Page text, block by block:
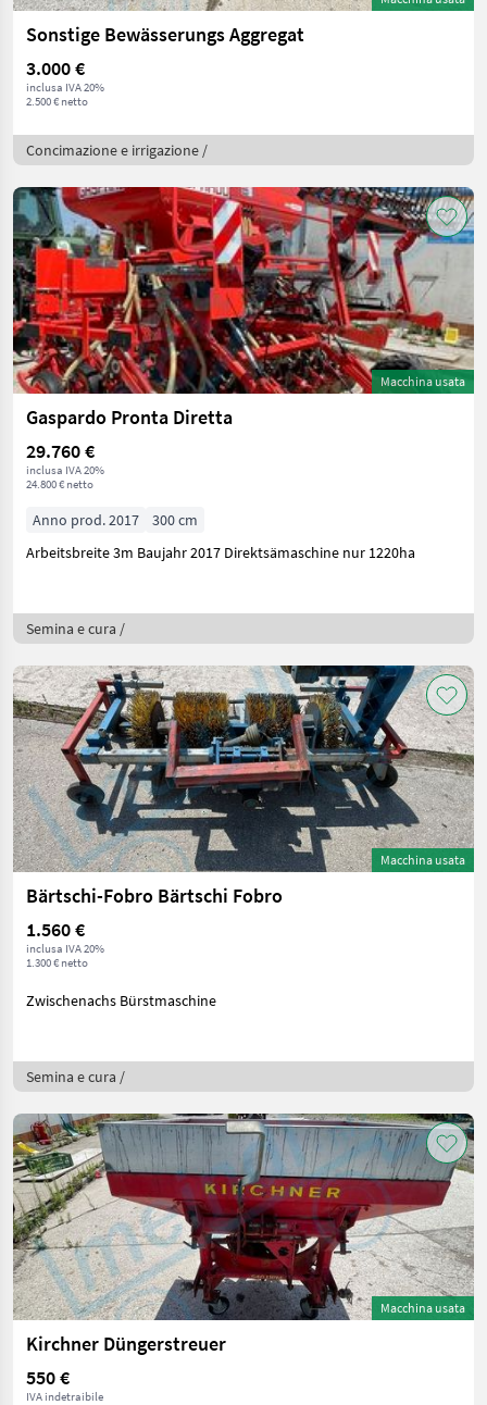
Sonstige Bewässerungs Aggregat
3.000 €
inclusa IVA 20%
2.500 € netto
Concimazione e irrigazione /
Macchina usata
Gaspardo Pronta Diretta
29.760 €
inclusa IVA 20%
24.800 € netto
Anno prod. 2017
300 cm
Arbeitsbreite 3m Baujahr 2017 Direktsämaschine nur 1220ha
Semina e cura /
Macchina usata
Bärtschi-Fobro Bärtschi Fobro
1.560 €
inclusa IVA 20%
1.300 € netto
Zwischenachs Bürstmaschine
Semina e cura /
Macchina usata
Kirchner Düngerstreuer
550 €
IVA indetraibile